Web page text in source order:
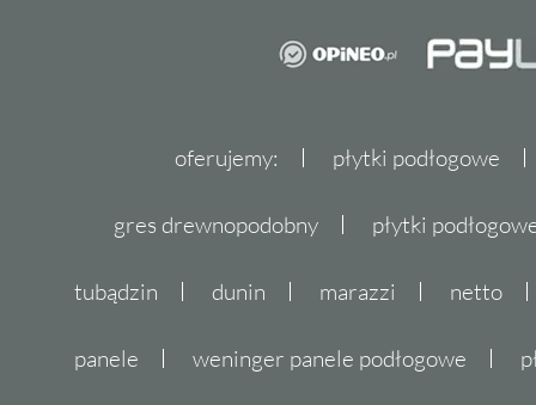
oferujemy: płytki podłogowe
gres drewnopodobny płytki
tubądzin dunin marazzi netto
panele weninger panele podłogowe